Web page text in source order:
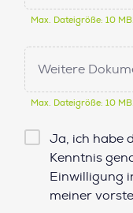
Max. Dateigröße: 10 MB.
Weitere
Max. Dateigröße: 10 MB.
Checkbox
Datenschutz*
Ja, ich habe
Kenntnis
Einwilligung
meiner